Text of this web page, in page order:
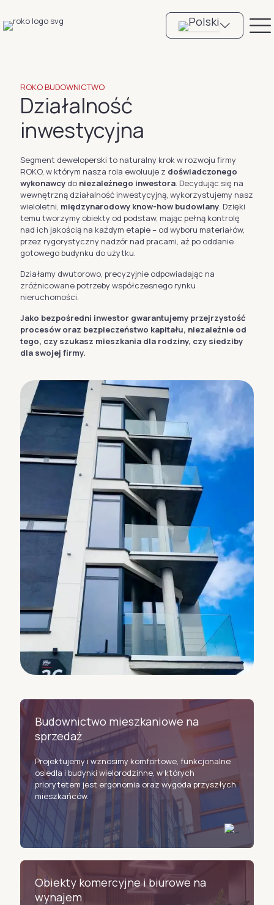
ROKO BUDOWNICTWO
Działalność
inwestycyjna
Segment deweloperski to naturalny krok w rozwoju firmy
ROKO, w którym nasza rola ewoluuje z doświadczonego
wykonawcy do niezależnego inwestora. Decydując się na
wewnętrzną działalność inwestycyjną, wykorzystujemy nasz
wieloletni, międzynarodowy know-how budowlany. Dzięki
temu tworzymy obiekty od podstaw, mając pełną kontrolę
nad ich jakością na każdym etapie – od wyboru materiałów,
przez rygorystyczny nadzór nad pracami, aż po oddanie
gotowego budynku do użytku.
Działamy dwutorowo, precyzyjnie odpowiadając na
zróżnicowane potrzeby współczesnego rynku
nieruchomości.
Jako bezpośredni inwestor gwarantujemy przejrzystość
procesów oraz bezpieczeństwo kapitału, niezależnie od
tego, czy szukasz mieszkania dla rodziny, czy siedziby
dla swojej firmy.
Budownictwo mieszkaniowe na
sprzedaż
Projektujemy i wznosimy komfortowe, funkcjonalne
osiedla i budynki wielorodzinne, w których
priorytetem jest ergonomia oraz wygoda przyszłych
mieszkańców.
Obiekty komercyjne i biurowe na
wynajem